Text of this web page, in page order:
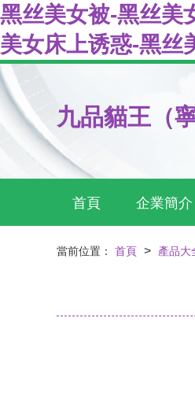
黑丝美女被-黑丝美
美女床上诱惑-黑丝
九品貓王（
首頁 企業簡介
當前位置： 首頁 > 產品大